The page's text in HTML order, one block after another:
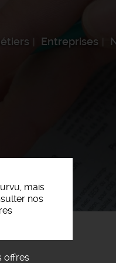
Entreprises
mais
nos
offres